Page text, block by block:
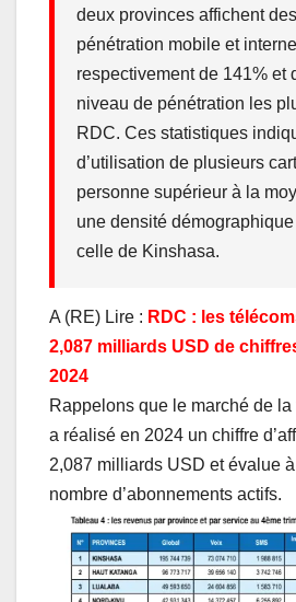
deux provinces affichent
pénétration mobile et
respectivement de 141% et
niveau de pénétration les
RDC. Ces statistiques
d’utilisation de plusieurs
personne supérieur à la
une densité
celle de Kinshasa.
A (RE) Lire : RDC : les
2,087 milliards USD de
2024
Rappelons que le marché de
a réalisé en 2024 un chiffre
2,087 milliards USD et évalue
nombre d’abonnements actifs.